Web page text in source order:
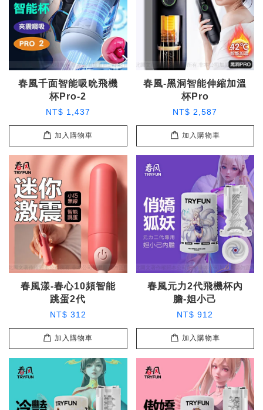
春風千面智能吸吮飛機
杯Pro-2
NT$ 1,437
加入購物車
春風-黑洞智能伸縮加溫
杯Pro
NT$ 2,587
加入購物車
春風漾-春心10頻智能
跳蛋2代
NT$ 312
加入購物車
春風元力2代飛機杯內
膽-妲小己
NT$ 912
加入購物車